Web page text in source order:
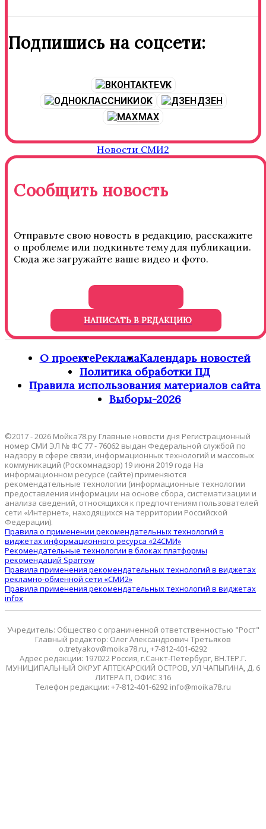
Подпишись на соцсети:
VK
OK
ДЗЕН
MAX
Новости СМИ2
Сообщить новость
Отправьте свою новость в редакцию, расскажите
о проблеме или подкиньте тему для публикации.
Сюда же загружайте ваше видео и фото.
НАПИСАТЬ В РЕДАКЦИЮ
О проектеРекламаКалендарь новостей
Политика обработки ПД
Правила использования материалов сайта
Выборы-2026
©2017 - 2026 Мойка78.ру Главные новости дня Регистрационный
номер СМИ ЭЛ № ФС 77 - 76062 выдан Федеральной службой по
надзору в сфере связи, информационных технологий и массовых
коммуникаций (Роскомнадзор) 19 июня 2019 года На
информационном ресурсе (сайте) применяются
рекомендательные технологии (информационные технологии
предоставления информации на основе сбора, систематизации и
анализа сведений, относящихся к предпочтениям пользователей
сети «Интернет», находящихся на территории Российской
Федерации).
Правила о применении рекомендательных технологий в
виджетах информационного ресурса «24СМИ»
Рекомендательные технологии в блоках платформы
рекомендаций Sparrow
Правила применения рекомендательных технологий в виджетах
рекламно-обменной сети «СМИ2»
Правила применения рекомендательных технологий в виджетах
infox
Учредитель: Общество с ограниченной ответственностью "Рост"
Главный редактор: Олег Александрович Третьяков
o.tretyakov@moika78.ru, +7-812-401-6292
Адрес редакции: 197022 Россия, г.Санкт-Петербург, ВН.ТЕР.Г.
МУНИЦИПАЛЬНЫЙ ОКРУГ АПТЕКАРСКИЙ ОСТРОВ, УЛ ЧАПЫГИНА, Д. 6
ЛИТЕРА П, ОФИС 316
Телефон редакции: +7-812-401-6292 info@moika78.ru